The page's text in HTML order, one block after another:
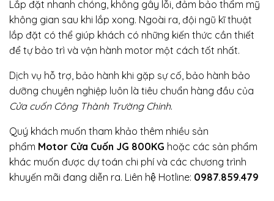
Lắp đặt nhanh chóng, không gây lỗi, đảm bảo thẩm mỹ
không gian sau khi lắp xong. Ngoài ra, đội ngũ kĩ thuật
lắp đặt có thể giúp khách có những kiến thức cần thiết
để tự bảo trì và vận hành motor một cách tốt nhất.
Dịch vụ hỗ trợ, bảo hành khi gặp sự cố, bảo hành bảo
dưỡng chuyên nghiệp luôn là tiêu chuẩn hàng đầu của
Cửa cuốn Công Thành Trường Chinh.
Quý khách muốn tham khảo thêm nhiều sản
phẩm Motor Cửa Cuốn JG 800KG hoặc các sản phẩm
khác muốn được dự toán chi phí và các chương trình
khuyến mãi đang diễn ra. Liên hệ Hotline: 0987.859.479